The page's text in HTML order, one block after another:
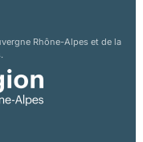
Rhône-Alpes et de la